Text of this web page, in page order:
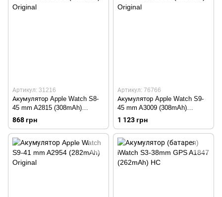
Артикул: 31216
Акумулятор Apple Watch S8-
45 mm A2815 (308mAh)
Original
868 грн
Артикул: 76766
Акумулятор Apple Watch S9-
45 mm A3009 (308mAh)
Original
1 123 грн